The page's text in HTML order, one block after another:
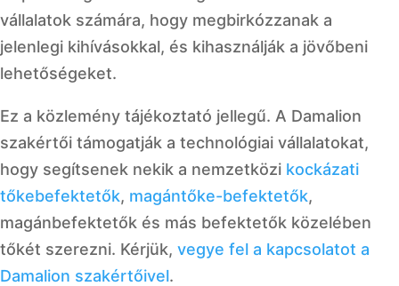
vállalatok számára, hogy megbirkózzanak a
jelenlegi kihívásokkal, és kihasználják a jövőbeni
lehetőségeket.
Ez a közlemény tájékoztató jellegű. A Damalion
szakértői támogatják a technológiai vállalatokat,
hogy segítsenek nekik a nemzetközi kockázati
tőkebefektetők, magántőke-befektetők,
magánbefektetők és más befektetők közelében
tőkét szerezni. Kérjük, vegye fel a kapcsolatot a
Damalion szakértőivel.